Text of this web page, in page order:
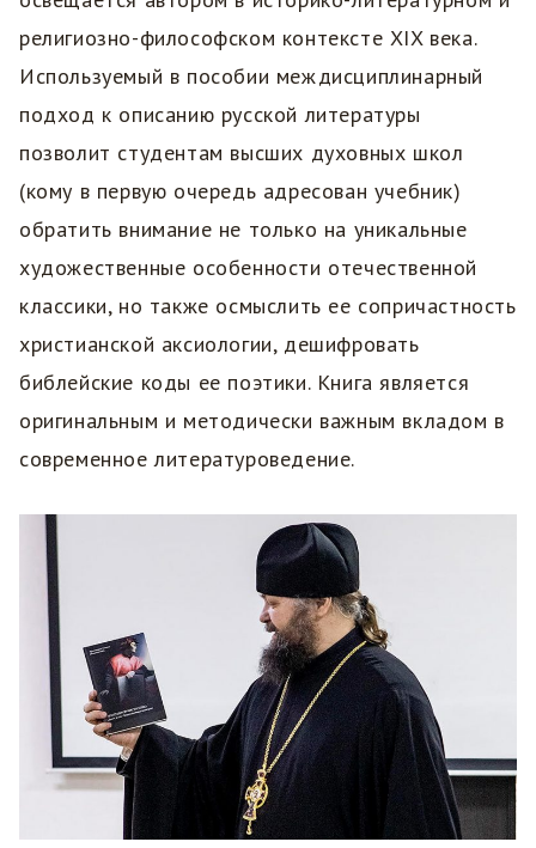
религиозно-философском контексте XIX века.
Используемый в пособии междисциплинарный
подход к описанию русской литературы
позволит студентам высших духовных школ
(кому в первую очередь адресован учебник)
обратить внимание не только на уникальные
художественные особенности отечественной
классики, но также осмыслить ее сопричастность
христианской аксиологии, дешифровать
библейские коды ее поэтики. Книга является
оригинальным и методически важным вкладом в
современное литературоведение.